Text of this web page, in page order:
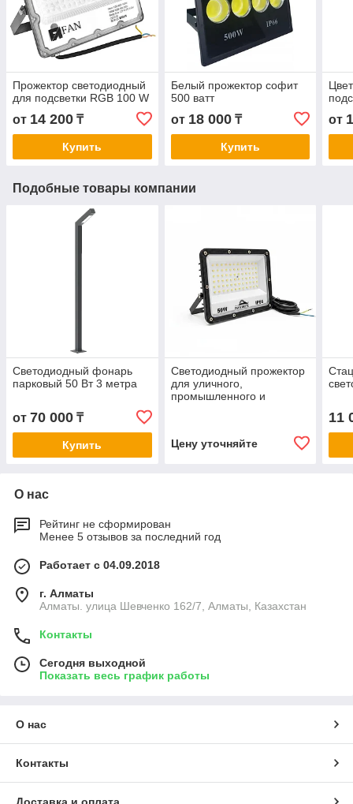
Прожектор светодиодный
для подсветки RGB 100 W
от 14 200 ₸
Купить
Белый прожектор софит
500 ватт
от 18 000₸
Купить
от
Подобные товары компании
Светодиодный фонарь
парковый 50 Вт 3 метра
от 70 000 ₸
Купить
Светодиодный прожектор
для уличного,
промышленного и
Цену уточняйте
11
О нас
Рейтинг не сформирован
Менее 5 отзывов за последний год
Работает с 04.09.2018
г. Алматы
Алматы. улица Шевченко 162/7, Алматы, Казахстан
Контакты
Сегодня выходной
Показать весь график работы
О нас
Контакты